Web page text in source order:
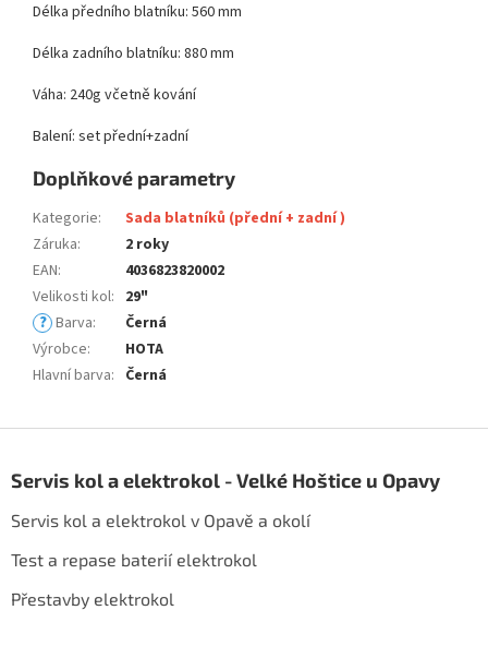
Délka předního blatníku: 560 mm
Délka zadního blatníku: 880 mm
Váha: 240g včetně kování
Balení: set přední+zadní
Doplňkové parametry
Kategorie:
Sada blatníků (přední + zadní )
Záruka:
2 roky
EAN:
4036823820002
Velikosti kol: 29"
? Barva:
Černá
Výrobce:
HOTA
Hlavní barva: Černá
pServis kol a elektrokol - Velké Hoštice u Opavy
Servis kol a elektrokol v Opavě a okolí
Test a repase baterií elektrokol
Přestavby elektrokol